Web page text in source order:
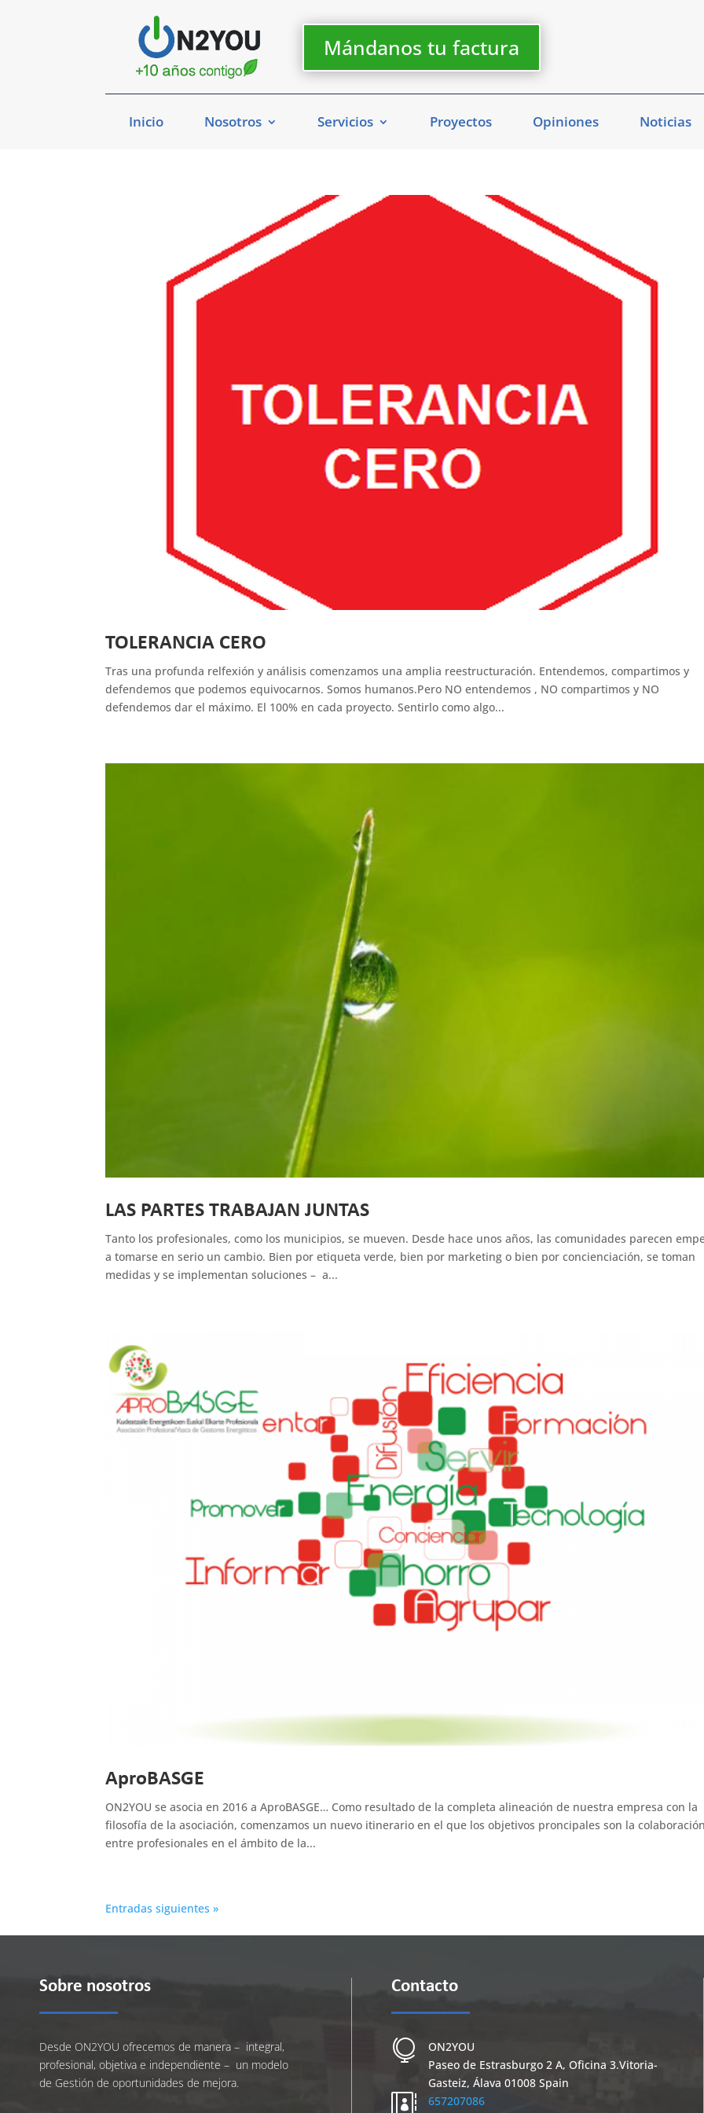
Mándanos tu factura
Inicio Nosotros Servicios Proyectos Opiniones Noticias
TOLERANCIA CERO
Tras una profunda relfexión y análisis comenzamos una amplia reestructuración. Entendemos, compartimos y
defendemos que podemos equivocarnos. Somos humanos.Pero NO entendemos , NO compartimos y NO
defendemos dar el máximo. El 100% en cada proyecto. Sentirlo como algo...
LAS PARTES TRABAJAN JUNTAS
Tanto los profesionales, como los municipios, se mueven. Desde hace unos años, las comunidades parecen
a tomarse en serio un cambio. Bien por etiqueta verde, bien por marketing o bien por concienciación, se toman
medidas y se implementan soluciones – a...
AproBASGE
ON2YOU se asocia en 2016 a AproBASGE… Como resultado de la completa alineación de nuestra empresa con la
filosofía de la asociación, comenzamos un nuevo itinerario en el que los objetivos proncipales son la
entre profesionales en el ámbito de la...
Entradas siguientes »
Sobre nosotros
Desde ON2YOU ofrecemos de manera – integral,
profesional, objetiva e independiente – un modelo
de Gestión de oportunidades de mejora.
Contacto

ON2YOU
Paseo de Estrasburgo 2 A, Oficina 3.Vitoria-
Gasteiz, Álava 01008 Spain
 657207086